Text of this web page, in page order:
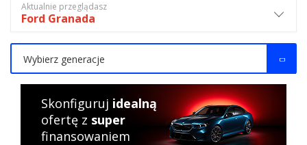
Aktualnie przeglądasz
Ford Granada
Wybierz generacje
Skonfiguruj idealną
ofertę z super
finansowaniem